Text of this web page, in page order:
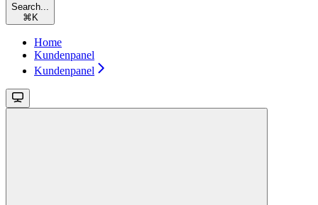
Search...
⌘ K
Home
Kundenpanel
Kundenpanel